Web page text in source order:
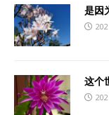
是因
这个